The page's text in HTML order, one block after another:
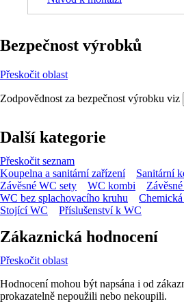
Bezpečnost výrobků
Přeskočit oblast
Zodpovědnost za bezpečnost výrobku viz
Další kategorie
Přeskočit seznam
Koupelna a sanitární zařízení
Sanitární
Závěsné WC sety
WC kombi
WC bez splachovacího kruhu
Stojící WC
Příslušenství k WC
Zákaznická hodnocení
Přeskočit oblast
Hodnocení mohou být napsána i od
prokazatelně nepoužili nebo nekoupili.